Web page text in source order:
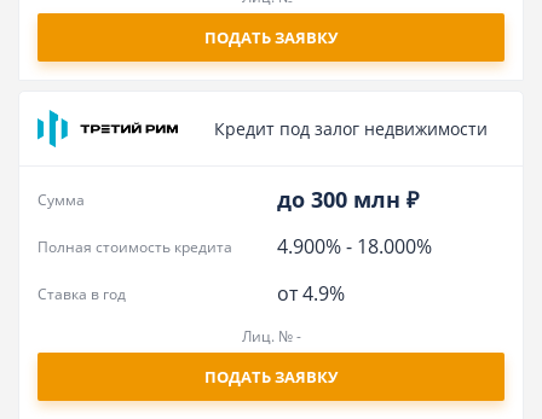
ПОДАТЬ ЗАЯВКУ
Кредит под залог недвижимости
до 300 млн ₽
Сумма
4.900%- 18.000%
Полная стоимость кредита
от 4.9%
Ставка в год
Лиц. № -
ПОДАТЬ ЗАЯВКУ